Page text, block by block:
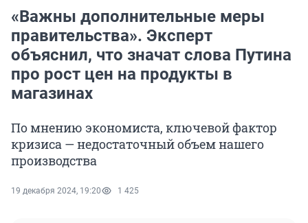
«Важны дополнительные меры
правительства». Эксперт
объяснил, что значат слова Путина
про рост цен на продукты в
магазинах
По мнению экономиста, ключевой фактор
кризиса — недостаточный объем нашего
производства
19 декабря 2024, 19:20 1 425